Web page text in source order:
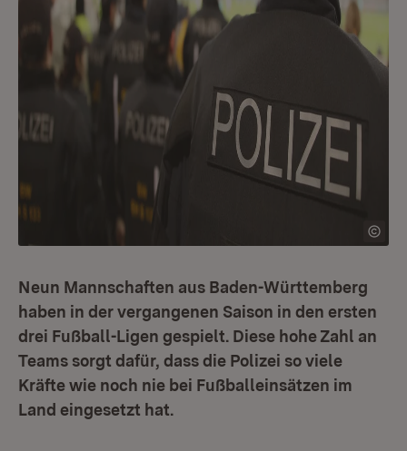
Neun Mannschaften aus Baden-Württemberg
haben in der vergangenen Saison in den ersten
drei Fußball-Ligen gespielt. Diese hohe Zahl an
Teams sorgt dafür, dass die Polizei so viele
Kräfte wie noch nie bei Fußballeinsätzen im
Land eingesetzt hat.